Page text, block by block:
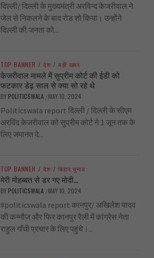
दिल्ली/ दिल्ली के मुख्यमंत्री अरविन्द केजरीवाल ने
जेल से निकलने के बाद रोड शो किया। उन्होंने
दिल्ली की जनता को...
TOP BANNER / देश / बड़ी खबर
केजरीवाल मामले में सुप्रीम कोर्ट की ईडी को
फटकार डेढ़ साल से क्या सो रहे थे
BY POLITICSWALA / MAY 10, 2024
Politicswala report दिल्ली / दिल्ली के सीएम
अरविंद केजरीवाल को सुप्रीम कोर्ट ने 1 जून तक के
लिए जमानत दे...
TOP BANNER / देश / बिहार चुनाव
मेरी मोहब्बत से डर गए मोदी…
BY POLITICSWALA / MAY 10, 2024
#politicswala report कानपुर/ अखिलेश यादव
की कन्नौज और फिर कानपुर रैली में कांग्रेस नेता
राहुल गाँधी प्रचार के लिए पहुंचे।...